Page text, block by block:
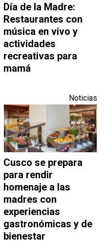
Día de la Madre:
Restaurantes con
música en vivo y
actividades
recreativas para
mamá
Noticias
Cusco se prepara
para rendir
homenaje a las
madres con
experiencias
gastronómicas y de
bienestar